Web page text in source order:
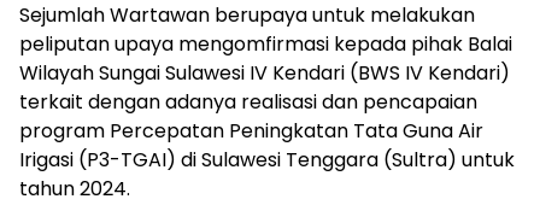
Sejumlah Wartawan berupaya untuk melakukan
peliputan upaya mengomfirmasi kepada pihak Balai
Wilayah Sungai Sulawesi IV Kendari (BWS IV Kendari)
terkait dengan adanya realisasi dan pencapaian
program Percepatan Peningkatan Tata Guna Air
Irigasi (P3-TGAI) di Sulawesi Tenggara (Sultra) untuk
tahun 2024.